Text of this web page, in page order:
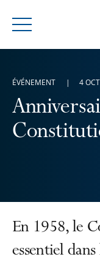
Menu
ÉVÉNEMENT 4
En 1958, le
essentiel